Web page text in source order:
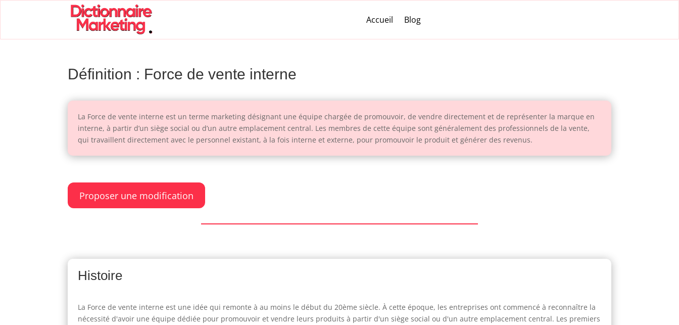
Accueil Blog
Définition : Force de vente interne
La Force de vente interne est un terme marketing désignant une équipe chargée de promouvoir, de vendre directement et de représenter la marque en
interne, à partir d’un siège social ou d’un autre emplacement central. Les membres de cette équipe sont généralement des professionnels de la vente,
qui travaillent directement avec le personnel existant, à la fois interne et externe, pour promouvoir le produit et générer des revenus.
Proposer une modification
Histoire
La Force de vente interne est une idée qui remonte à au moins le début du 20ème siècle. À cette époque, les entreprises ont commencé à reconnaître la
nécessité d'avoir une équipe dédiée pour promouvoir et vendre leurs produits à partir d'un siège social ou d'un autre emplacement central. Les premiers